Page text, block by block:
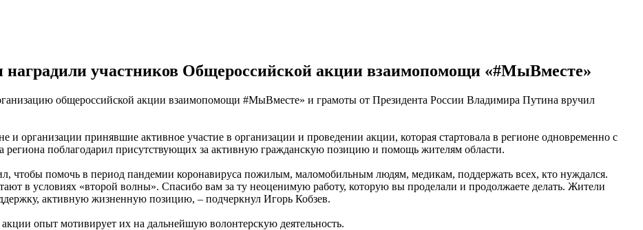
наградили участников Общероссийской акции взаимопомощи «#МыВместе»
общероссийской акции взаимопомощи #МыВместе» и грамоты от Президента России Владимира Путина вручил
и организации принявшие активное участие в организации и проведении акции, которая стартовала в регионе одновременно с
региона поблагодарил присутствующих за активную гражданскую позицию и помощь жителям области.
чтобы помочь в период пандемии коронавируса пожилым, маломобильным людям, медикам, поддержать всех, кто нуждался.
в условиях «второй волны». Спасибо вам за ту неоценимую работу, которую вы проделали и продолжаете делать. Жители
активную жизненную позицию, – подчеркнул Игорь Кобзев.
опыт мотивирует их на дальнейшую волонтерскую деятельность.